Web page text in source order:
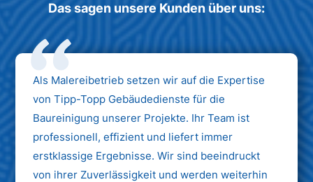
Das sagen unsere Kunden über uns:
Als Malereibetrieb setzen wir auf die Expertise
von Tipp-Topp Gebäudedienste für die
Baureinigung unserer Projekte. Ihr Team ist
professionell, effizient und liefert immer
erstklassige Ergebnisse. Wir sind beeindruckt
von ihrer Zuverlässigkeit und werden weiterhin